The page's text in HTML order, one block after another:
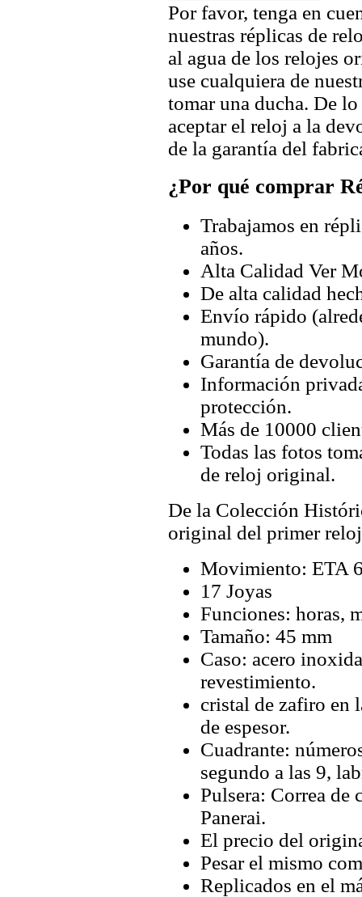
Por favor, tenga en
nuestras réplicas de
al agua de los relojes
use cualquiera de
tomar una ducha. De
aceptar el reloj a la
de la garantía del
¿Por qué comprar
Trabajamos en
años.
Alta Calidad Ver
De alta calidad
Envío rápido
mundo).
Garantía de
Información
protección.
Más de 10000
Todas las fotos
de reloj original.
De la Colección
original del primer
Movimiento: ETA
17 Joyas
Funciones: horas,
Tamaño: 45 mm
Caso: acero
revestimiento.
cristal de zafiro en
de espesor.
Cuadrante:
segundo a las 9,
Pulsera: Correa de
Panerai.
El precio del
Pesar el mismo
Replicados en el